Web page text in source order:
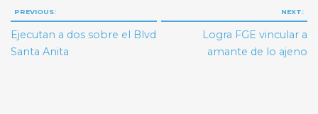
Navegación
de
entradas
PREVIOUS:
Ejecutan a dos sobre el Blvd
Santa Anita
NEXT:
Logra FGE vincular a
amante de lo ajeno